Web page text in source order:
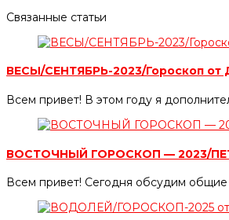
Связанные статьи
ВЕСЫ/СЕНТЯБРЬ-2023/Гороскоп
Всем привет! В этом году я
ВОСТОЧНЫЙ ГОРОСКОП — 2023/
Всем привет! Сегодня обсудим общие